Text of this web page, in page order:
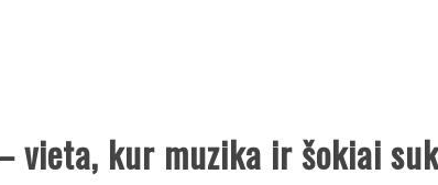
vieta, kur muzika ir šokiai